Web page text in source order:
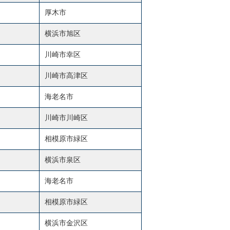
厚木市
横浜市旭区
川崎市幸区
川崎市高津区
海老名市
川崎市川崎区
相模原市緑区
横浜市泉区
海老名市
相模原市緑区
横浜市金沢区